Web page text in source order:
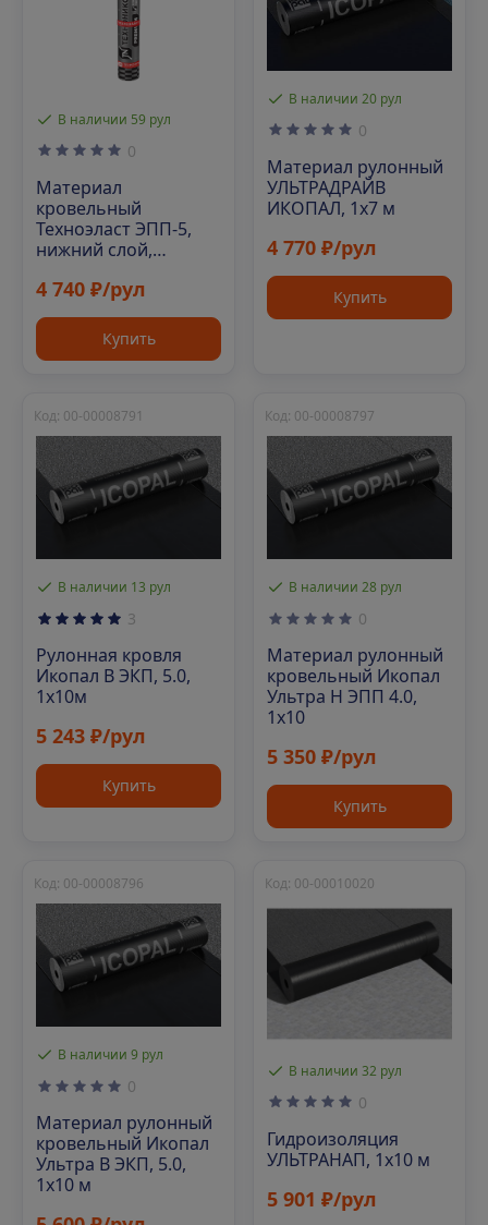
В наличии 59 рул
0
Материал
кровельный
Техноэласт ЭПП-5,
нижний слой,
4 740 ₽/рул
Купить
В наличии 20 рул
0
Материал рулонный
УЛЬТРАДРАЙВ
ИКОПАЛ, 1х7 м
4 770 ₽/рул
Купить
В наличии 13 рул
Код: 00-00008791
3
Рулонная кровля
Икопал В ЭКП, 5.0,
1х10м
5 243 ₽/рул
Купить
В наличии 28 рул
Код: 00-00008797
0
Материал рулонный
кровельный Икопал
Ультра Н ЭПП 4.0,
1х10
5 350 ₽/рул
Купить
В наличии 9 рул
Код: 00-00008796
0
Материал рулонный
кровельный Икопал
Ультра В ЭКП, 5.0,
1х10 м
В наличии 32 рул
Код: 00-00010020
0
Гидроизоляция
УЛЬТРАНАП, 1х10 м
5 901 ₽/рул